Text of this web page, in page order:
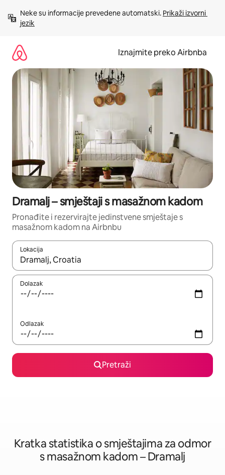
sadržaj
Neke su informacije prevedene automatski. Prikaži izvorni
jezik
Iznajmite preko Airbnba
Dramalj – smještaji s masažnom kadom
Pronađite i rezervirajte jedinstvene smještaje s
masažnom kadom na Airbnbu
Lokacija
Kada budu dostupni rezultati, moći ćete ih pregledati
Dolazak
Odlazak
Pretraži
Kratka statistika o smještajima za odmor
s masažnom kadom – Dramalj